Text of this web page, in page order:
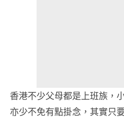
香港不少父母都是上班族，
亦少不免有點掛念，其實只